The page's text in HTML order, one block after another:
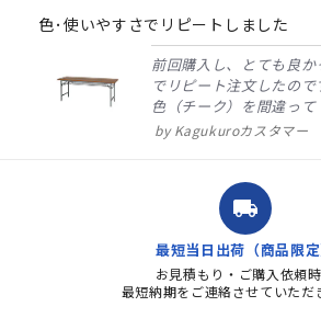
rating
色･使いやすさでリピートしました
前回購入し、とても良か
でリピート注文したので
色（チーク）を間違って
ュラル」としてしまいま
ました。商品到着も早く
質・使いやすさで満足し
す。また、リピートする
よろしくお...
Kagukuroカスタマー
local_shipping
最短当日出荷（商品限定
お見積もり・ご購入依頼
最短納期をご連絡させていただ